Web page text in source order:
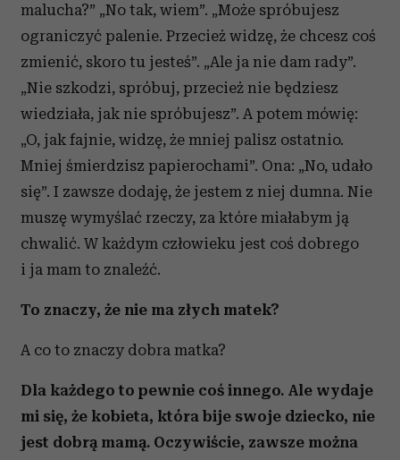
malucha?” „No tak, wiem”. „Może spróbujesz
ograniczyć palenie. Przecież widzę, że chcesz coś
zmienić, skoro tu jesteś”. „Ale ja nie dam rady”.
„Nie szkodzi, spróbuj, przecież nie będziesz
wiedziała, jak nie spróbujesz”. A potem mówię:
„O, jak fajnie, widzę, że mniej palisz ostatnio.
Mniej śmierdzisz papierochami”. Ona: „No, udało
się”. I zawsze dodaję, że jestem z niej dumna. Nie
muszę wymyślać rzeczy, za które miałabym ją
chwalić. W każdym człowieku jest coś dobrego
i ja mam to znaleźć.
To znaczy, że nie ma złych matek?
A co to znaczy dobra matka?
Dla każdego to pewnie coś innego. Ale wydaje
mi się, że kobieta, która bije swoje dziecko, nie
jest dobrą mamą. Oczywiście, zawsze można